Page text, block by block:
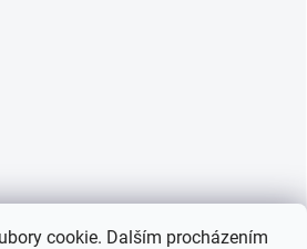
cookie. Dalším procházením